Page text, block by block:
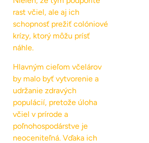
rast včiel, ale aj ich
schopnosť prežiť colóniové
krízy, ktorý môžu prísť
náhle.
Hlavným cieľom včelárov
by malo byť vytvorenie a
udržanie zdravých
populácií, pretože úloha
včiel v prírode a
poľnohospodárstve je
neoceniteľná. Vďaka ich